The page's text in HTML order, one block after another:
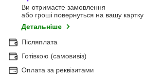
Ви отримаєте замовлення
або гроші повернуться на вашу картку
Детальніше
Післяплата
Готівкою (самовивіз)
Оплата за реквізитами